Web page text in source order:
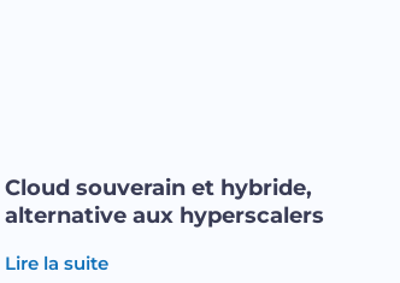
Cloud souverain et hybride,
alternative aux hyperscalers
Lire la suite